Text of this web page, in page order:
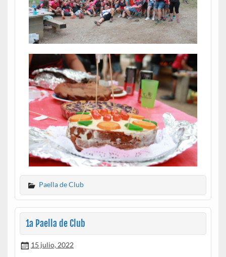
Paella de Club
1a Paella de Club
15 julio, 2022